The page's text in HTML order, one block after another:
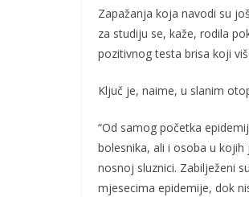
Zapažanja koja navodi su
za studiju se, kaže, rodila
pozitivnog testa brisa koji
Ključ je, naime, u slanim
“Od samog početka
bolesnika, ali i osoba u
nosnoj sluznici. Zabilježeni
mjesecima epidemije, dok